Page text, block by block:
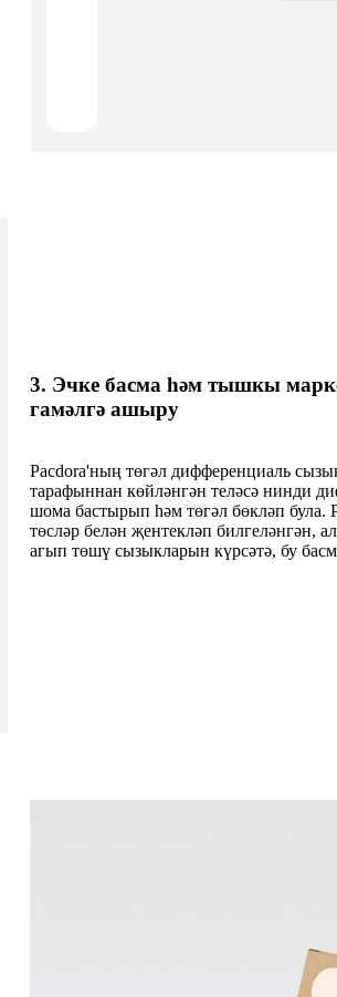
3. Эчке басма һәм тышкы
гамәлгә ашыру
Pacdora'ның төгәл дифференциаль
тарафыннан көйләнгән теләсә нинди
шома бастырып һәм төгәл бөкләп
төсләр белән җентекләп
агып төшү сызыкларын күрсәтә, бу